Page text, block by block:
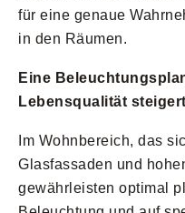
für eine genaue
in den Räumen.
Eine
Lebensqualität steigert
Im Wohnbereich, das
Glasfassaden und
gewährleisten optimal